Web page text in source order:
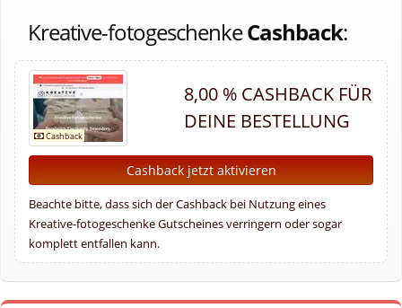
Kreative-fotogeschenkeCashback:
8,00 % CASHBACK FÜR
DEINE BESTELLUNG
Cashback jetzt aktivieren
Beachte bitte, dass sich der Cashback bei Nutzung eines
Kreative-fotogeschenke Gutscheines verringern oder sogar
komplett entfallen kann.